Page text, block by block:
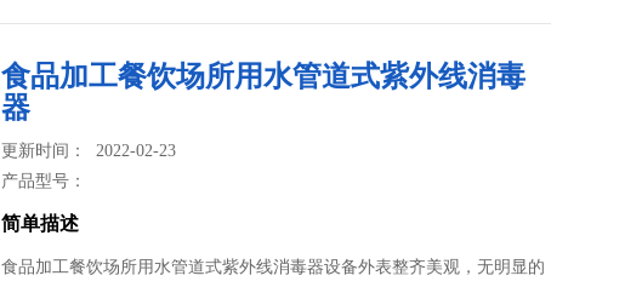
食品加工餐饮场所用水管道式紫外线消毒
器
更新时间： 2022-02-23
产品型号：
简单描述
食品加工餐饮场所用水管道式紫外线消毒器设备外表整齐美观，无明显的